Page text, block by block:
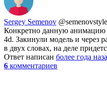
Sergey Semenov @semenovstyle
Конкретно данную анимацию
4d. Закинули модель и через
в двух словах, на деле
Ответ написан более года
6 комментариев